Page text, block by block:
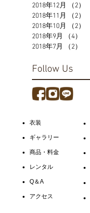
2018年12月
（2）
2018年11月
（2）
2018年10月
（2）
2018年9月
（4）
2018年7月
（2）
Follow Us
衣装
ギャラリー
商品・料金
レンタル
Q＆A
アクセス